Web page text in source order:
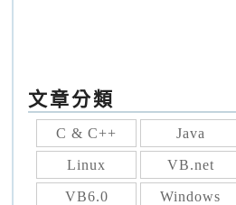
文章分類
C & C++ Java
Linux VB.net
VB6.0 Windows